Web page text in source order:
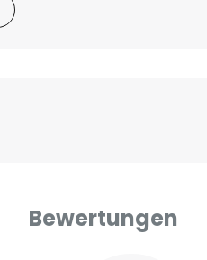
Bewertungen